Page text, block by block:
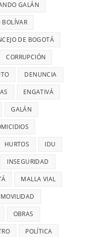
TERMINAR:
DIANA
DENUNCIÓ
RETRASOS
28
MILLONES
PELIGROSO
PARA
TRANSMILENIO,
CADA
26
OCURRE
UN
DENUNCIÓ
DIANA
DIAGO
GALÁN
DE BOGOTÁ
CORRUPCIÓN
DENUNCIA
ENGATIVÁ
GALÁN
HURTOS IDU
INSEGURIDAD
MALLA VIAL
MOVILIDAD
OBRAS
POLÍTICA